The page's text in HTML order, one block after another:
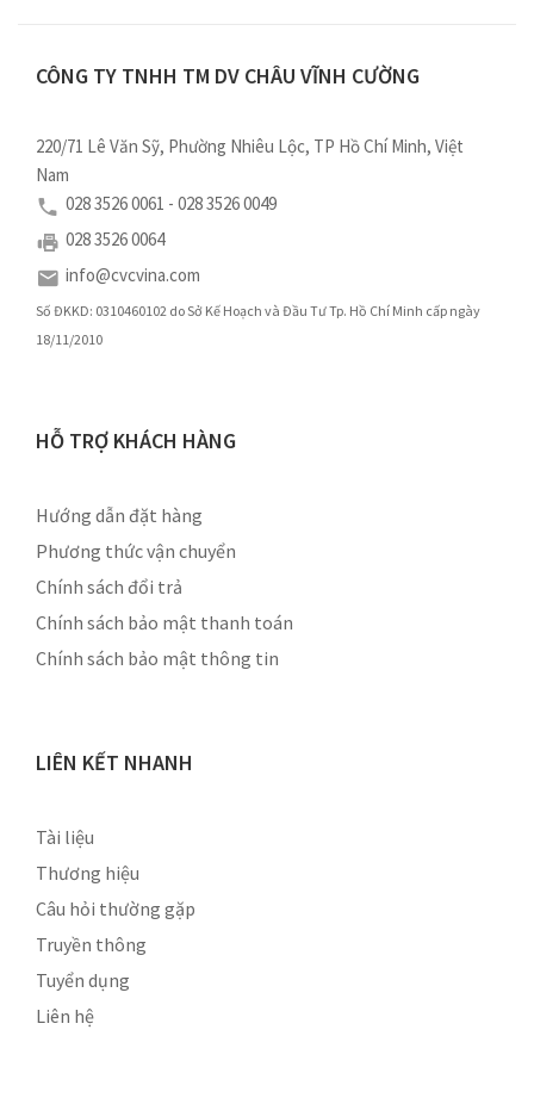
CÔNG TY TNHH TM DV CHÂU VĨNH CƯỜNG
220/71 Lê Văn Sỹ, Phường Nhiêu Lộc, TP Hồ Chí Minh, Việt
Nam
028 3526 0061 - 028 3526 0049
028 3526 0064
info@cvcvina.com
Số ĐKKD: 0310460102 do Sở Kế Hoạch và Đầu Tư Tp. Hồ Chí Minh cấp ngày
18/11/2010
HỖ TRỢ KHÁCH HÀNG
Hướng dẫn đặt hàng
Phương thức vận chuyển
Chính sách đổi trả
Chính sách bảo mật thanh toán
Chính sách bảo mật thông tin
LIÊN KẾT NHANH
Tài liệu
Thương hiệu
Câu hỏi thường gặp
Truyền thông
Tuyển dụng
Liên hệ